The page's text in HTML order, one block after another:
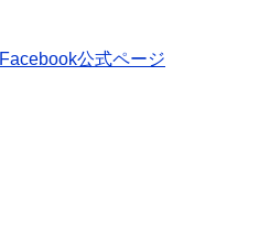
Facebook公式ページ